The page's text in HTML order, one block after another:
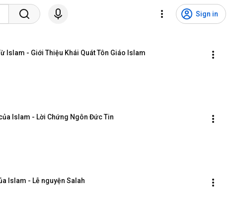
Sign in
Islam - Giới Thiệu Khái Quát Tôn Giáo Islam
Islam - Lời Chứng Ngôn Đức Tin
Islam - Lễ nguyện Salah